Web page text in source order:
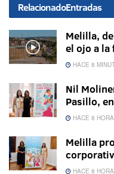
RelacionadoEntradas
Melilla,
el ojo a la
HACE 8
Nil
Pasillo,
HACE 8
Melilla
HACE 8